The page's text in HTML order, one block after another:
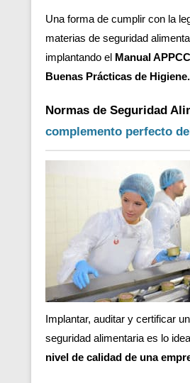
Una forma de cumplir con la
materias de seguridad
implantando el Manual
Buenas Prácticas de Higiene.
Normas de Seguridad
complemento perfecto
Implantar, auditar y certificar
seguridad alimentaria es lo
nivel de calidad de una